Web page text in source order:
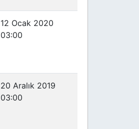
12 Ocak 2020
03:00
20 Aralık 2019
03:00